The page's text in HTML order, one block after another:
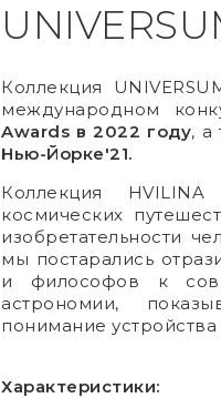
Коллекция
международном
Awards в 2022 году, а
Нью-Йорке'21.
Коллекция HVILINA
космических
изобретательности
мы постарались
и философов к
астрономии,
понимание
Характеристики: